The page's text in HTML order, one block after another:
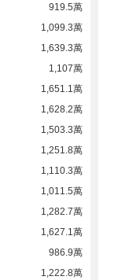
919.5萬
1,099.3萬
1,639.3萬
1,107萬
1,651.1萬
1,628.2萬
1,503.3萬
1,251.8萬
1,110.3萬
1,011.5萬
1,282.7萬
1,627.1萬
986.9萬
1,222.8萬